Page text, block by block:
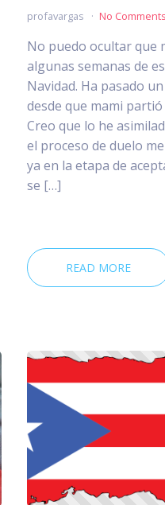
profavargas No Comments
No puedo ocultar que
algunas semanas de
Navidad. Ha pasado
desde que mami
Creo que lo he
el proceso de duelo
ya en la etapa de
se […]
READ MORE